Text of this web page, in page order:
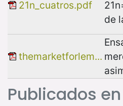
Publicados
21n_cuatros.pdf
de
themarketforlem...